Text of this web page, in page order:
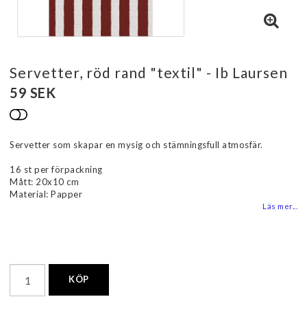
Servetter, röd rand "textil" - Ib Laursen
59 SEK
Lägg till i favoritlistan
Servetter som skapar en mysig och stämningsfull atmosfär.
16 st per förpackning
Mått: 20x10 cm
Material: Papper
Läs mer...
KÖP